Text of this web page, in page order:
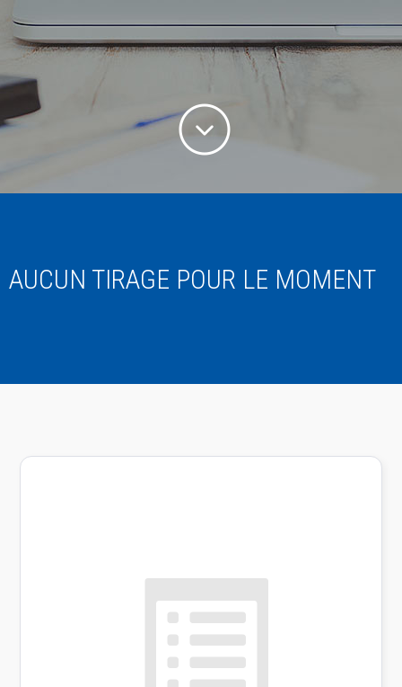
AUCUN TIRAGE POUR LE MOMENT